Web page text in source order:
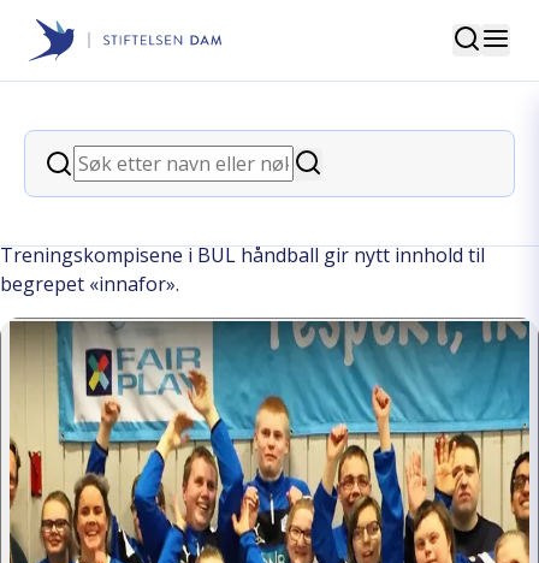
Stiftelsen Dam
Søk
Søk
Søk
back
– Et smil fra denne gjengen gjør
Treningskompisene i BUL håndball gir nytt innhold til
begrepet «innafor».